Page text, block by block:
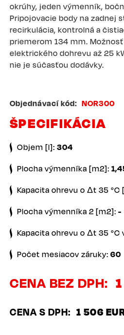
okrúhy, jeden výmenník,
Pripojovacie body na zadnej
recirkulácia, kontrolná a
priemerom 134 mm.
elektrického dohrevu až 25
nie je súčasťou dodávky.
Objednávací kód NOR300
ŠPECIFIKÁCIA
Objem [l]: 304
Plocha výmenníka [m2]:
Kapacita ohrevu o Δt 35 °C
Plocha výmenníka 2 [m2]: -
Kapacita ohrevu o Δt 35
Počet mesiacov záruky: 60
CENA BEZ DPH
CENA S DPH 1 506